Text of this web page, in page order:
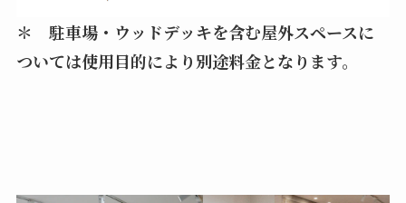
＊ 駐車場・ウッドデッキを含む屋外スペースに
ついては使用目的により別途料金となります。